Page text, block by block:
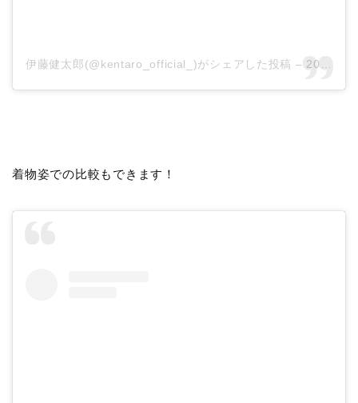
伊藤健太郎(@kentaro_official_)がシェアした投稿 – 2019年 7月月4日午前5時45分PDT
着物姿での比較もできます！